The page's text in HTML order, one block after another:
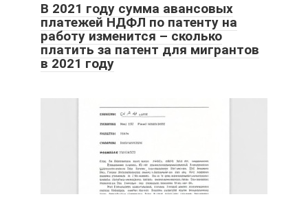
В 2021 году сумма авансовых
платежей НДФЛ по патенту на
работу изменится – сколько
платить за патент для мигрантов
в 2021 году